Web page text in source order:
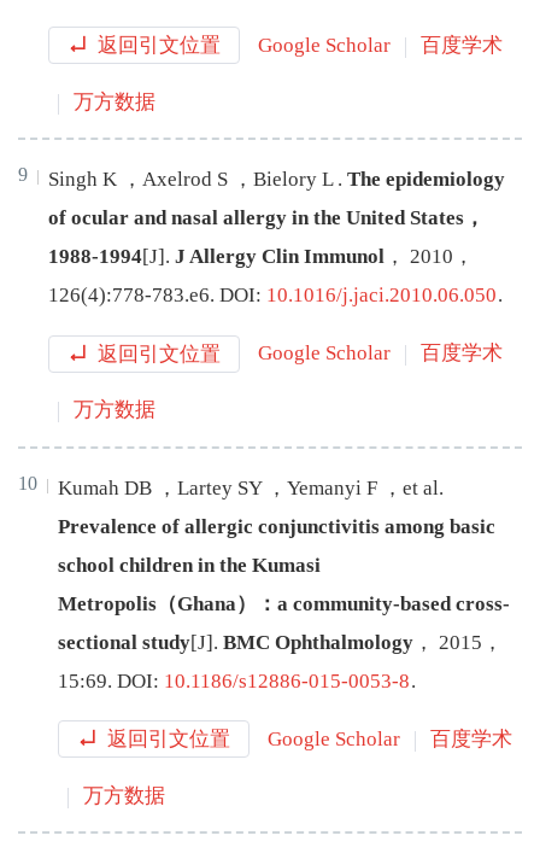
返回引文位置 Google Scholar 百度学术
万方数据
9 Singh K ， Axelrod S ， Bielory L . The epidemiology
of ocular and nasal allergy in the United States，
1988-1994[J] . J Allergy Clin Immunol ， 2010 ，
126(4):778-783.e6. DOI: 10.1016/j.jaci.2010.06.050.
返回引文位置 Google Scholar 百度学术
万方数据
10 Kumah DB ， Lartey SY ， Yemanyi F ， et al.
Prevalence of allergic conjunctivitis among basic
school children in the Kumasi
Metropolis（Ghana）：a community-based cross-
sectional study[J]. BMC Ophthalmology ， 2015 ，
15:69. DOI: 10.1186/s12886-015-0053-8.
返回引文位置 Google Scholar 百度学术
万方数据